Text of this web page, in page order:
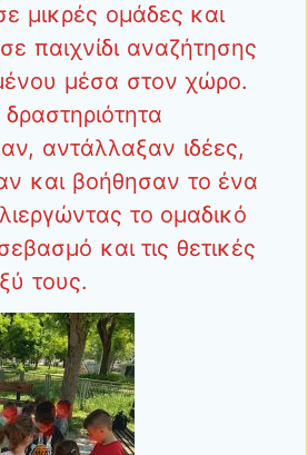
μικρές ομάδες και
παιχνίδι αναζήτησης
μέσα στον χώρο.
αντάλλαξαν ιδέες,
και βοήθησαν το ένα
το ομαδικό
και τις θετικές
τους.